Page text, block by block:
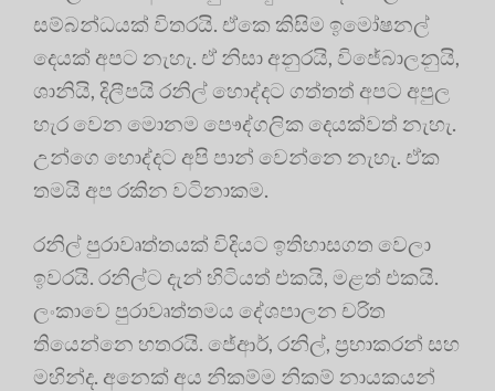
සම්බන්ධයක් විතරයි. ඒකෙ කිසිම ඉමෝෂනල්
දෙයක් අපට නැහැ. ඒ නිසා අනුරයි, විජේබාලනුයි,
ශානියි, දිලීපයි රනිල් හොද්දට ගත්තත් අපට අපුල
හැර වෙන මොනම පෞද්ගලික දෙයක්වත් නැහැ.
උන්ගෙ හොද්දට අපි පාන් වෙන්නෙ නැහැ. ඒක
තමයි අප රකින වටිනාකම.
රනිල් පුරාවෘත්තයක් විදියට ඉතිහාසගත වෙලා
ඉවරයි. රනිල්ට දැන් හිටියත් එකයි, මළත් එකයි.
ලංකාවෙ පුරාවෘත්තමය දේශපාලන චරිත
තියෙන්නෙ හතරයි. ජේආර්, රනිල්, ප්‍රභාකරන් සහ
මහින්ද. අනෙක් අය නිකම්ම නිකම් නායකයන්